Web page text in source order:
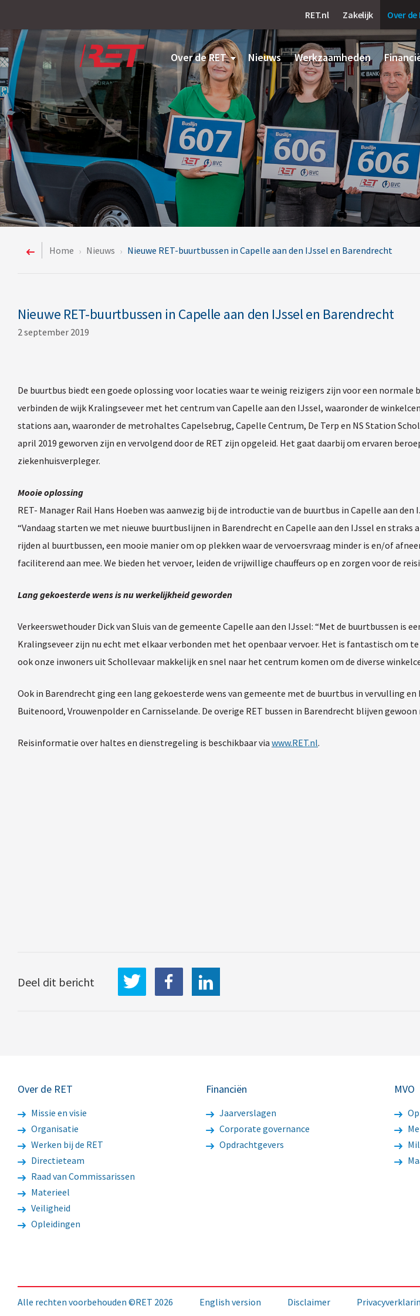
RET.nl Zakelijk Over de
Over de RET Nieuws Werkzaamheden
Logo
Home › Nieuws › Nieuwe RET-buurtbussen in Capelle aan den IJssel en Barendrecht
Nieuwe RET-buurtbussen in Capelle aan den IJssel en Barendrecht
2 september 2019
De buurtbus biedt een goede oplossing voor locaties waar te weinig reizigers zijn voor een
verbinden de wijk Kralingseveer met het centrum van Capelle aan den IJssel, waaronder de
stations aan, waaronder de metrohaltes Capelsebrug, Capelle Centrum, De Terp en NS Station
april 2019 geworven zijn en vervolgend door de RET zijn opgeleid. Het gaat daarbij om ervaren
ziekenhuisverpleger.
Mooie oplossing
RET- Manager Rail Hans Hoeben was aanwezig bij de introductie van de buurtbus in Capelle aan
“Vandaag starten we met nieuwe buurtbuslijnen in Barendrecht en Capelle aan den IJssel en
rijden al buurtbussen, een mooie manier om op plekken waar de vervoersvraag minder is en/of
faciliterend aan mee. We bieden het vervoer, leiden de vrijwillige chauffeurs op en zorgen voor de
Lang gekoesterde wens is nu werkelijkheid geworden
Verkeerswethouder Dick van Sluis van de gemeente Capelle aan den IJssel: “Met de buurtbussen
Kralingseveer zijn nu echt met elkaar verbonden met het openbaar vervoer. Het is fantastisch om
ook onze inwoners uit Schollevaar makkelijk en snel naar het centrum komen om de diverse
Ook in Barendrecht ging een lang gekoesterde wens van gemeente met de buurtbus in vervulling
Buitenoord, Vrouwenpolder en Carnisselande. De overige RET bussen in Barendrecht blijven gewoon
Reisinformatie over haltes en dienstregeling is beschikbaar via www.RET.nl.
Deel dit bericht
Over de RET
Missie en visie
Organisatie
Werken bij de RET
Directieteam
Raad van Commissarissen
Materieel
Veiligheid
Opleidingen
Financiën
Jaarverslagen
Corporate governance
Opdrachtgevers
MVO
Alle rechten voorbehouden ©RET 2026 English version Disclaimer